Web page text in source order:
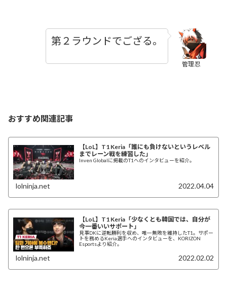
管理忍
第２ラウンドでござる。
おすすめ関連記事
【LoL】T1 Keria「誰にも負けないというレベル
までレーン戦を練習した」
Inven Globalに掲載のT1へのインタビューを紹介。
lolninja.net 2022.04.04
【LoL】T1 Keria「少なくとも韓国では、自分が
今一番いいサポート」
見事DKに逆転勝利を収め、唯一無敗を維持したT1。サポー
トを務めるKeria選手へのインタビューを、KORIZON
Esportsより紹介。
lolninja.net 2022.02.02